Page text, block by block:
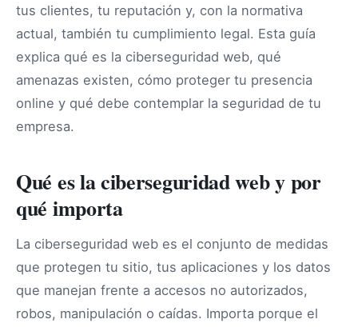
tus clientes, tu reputación y, con la normativa
actual, también tu cumplimiento legal. Esta guía
explica qué es la ciberseguridad web, qué
amenazas existen, cómo proteger tu presencia
online y qué debe contemplar la seguridad de tu
empresa.
Qué es la ciberseguridad web y por
qué importa
La ciberseguridad web es el conjunto de medidas
que protegen tu sitio, tus aplicaciones y los datos
que manejan frente a accesos no autorizados,
robos, manipulación o caídas. Importa porque el